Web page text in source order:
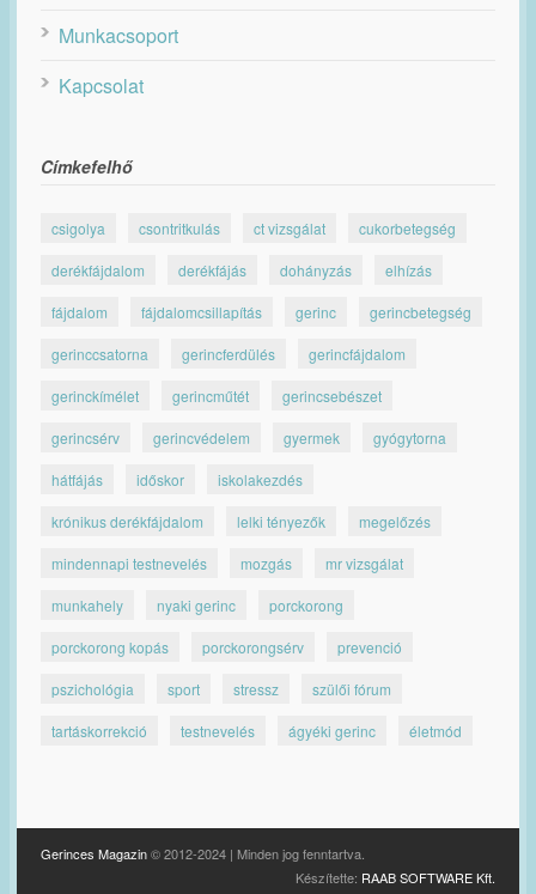
Munkacsoport
Kapcsolat
Címkefelhő
csigolya csontritkulás ct vizsgálat cukorbetegség
derékfájdalom derékfájás dohányzás elhízás
fájdalom fájdalomcsillapítás gerinc gerincbetegség
gerinccsatorna gerincferdülés gerincfájdalom
gerinckímélet gerincműtét gerincsebészet
gerincsérv gerincvédelem gyermek gyógytorna
hátfájás időskor iskolakezdés
krónikus derékfájdalom lelki tényezők megelőzés
mindennapi testnevelés mozgás mr vizsgálat
munkahely nyaki gerinc porckorong
porckorong kopás porckorongsérv prevenció
pszichológia sport stressz szülői fórum
tartáskorrekció testnevelés ágyéki gerinc életmód
Gerinces Magazin© 2012-2024 | Minden jog fenntartva.
Készítette: RAAB SOFTWARE Kft.